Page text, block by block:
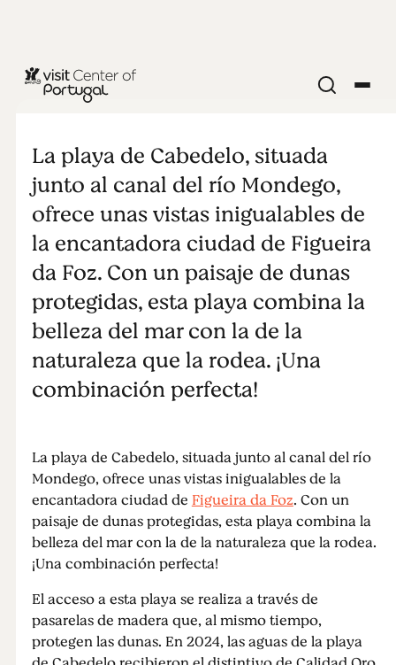
PLAYAS Y SURF
Cabedelo
La playa de Cabedelo, situada
junto al canal del río Mondego,
ofrece unas vistas inigualables de
la encantadora ciudad de Figueira
da Foz. Con un paisaje de dunas
protegidas, esta playa combina la
belleza del mar con la de la
naturaleza que la rodea. ¡Una
combinación perfecta!
La playa de Cabedelo, situada junto al canal del río
Mondego, ofrece unas vistas inigualables de la
encantadora ciudad deFigueira da Foz. Con un
paisaje de dunas protegidas, esta playa combina la
belleza del mar con la de la naturaleza que la rodea.
¡Una combinación perfecta!
El acceso a esta playa se realiza a través de
pasarelas de madera que, al mismo tiempo,
protegen las dunas. En 2024, las aguas de la playa